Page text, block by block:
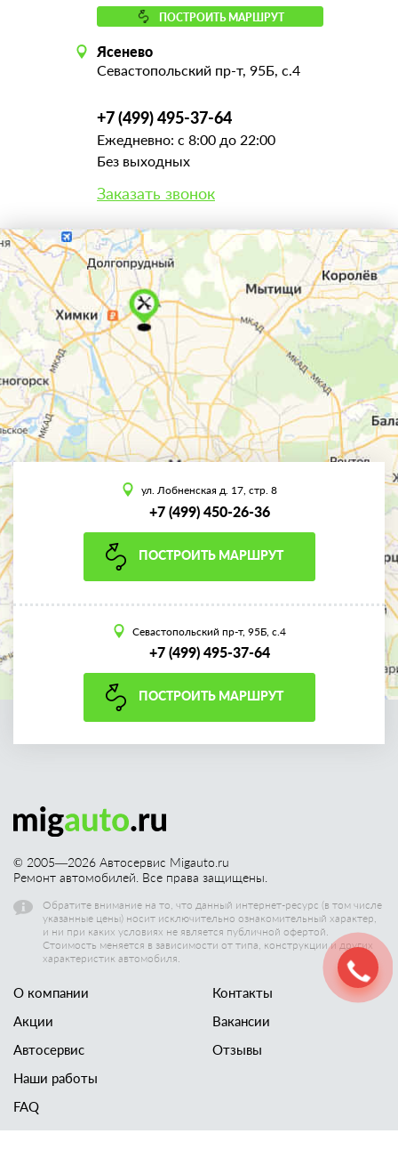
ПОСТРОИТЬ МАРШРУТ
Ясенево
Севастопольский пр-т, 95Б, с.4
+7 (499) 495-37-64
Ежедневно: с 8:00 до 22:00
Без выходных
Заказать звонок
ул. Лобненская д. 17, стр. 8
+7 (499) 450-26-36
ПОСТРОИТЬ МАРШРУТ
Севастопольский пр-т, 95Б, с.4
+7 (499) 495-37-64
ПОСТРОИТЬ МАРШРУТ
© 2005—2026 Автосервис Migauto.ru
Ремонт автомобилей. Все права защищены.
Обратите внимание на то, что данный интернет-ресурс (в том числе
указанные цены) носит исключительно ознакомительный характер,
и ни при каких условиях не является публичной офертой.
Стоимость меняется в зависимости от типа, конструкции и других
характеристик автомобиля.
О компании
Акции
Автосервис
Наши работы
Контакты
Вакансии
Отзывы
FAQ
Новости